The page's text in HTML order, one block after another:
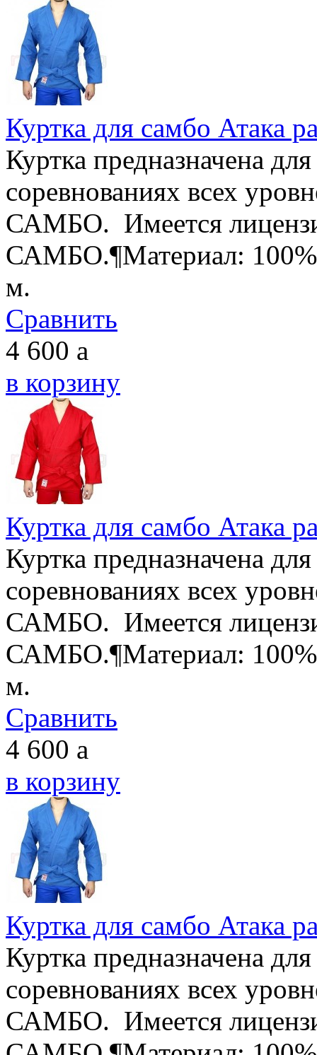
Куртка для самбо Атака
Куртка предназначена
соревнованиях всех
САМБО. Имеется
САМБО.¶Материал: 100%
м.
Сравнить
4 600 a
в корзину
Куртка для самбо Атака
Куртка предназначена
соревнованиях всех
САМБО. Имеется
САМБО.¶Материал: 100%
м.
Сравнить
4 600 a
в корзину
Куртка для самбо Атака
Куртка предназначена
соревнованиях всех
САМБО. Имеется